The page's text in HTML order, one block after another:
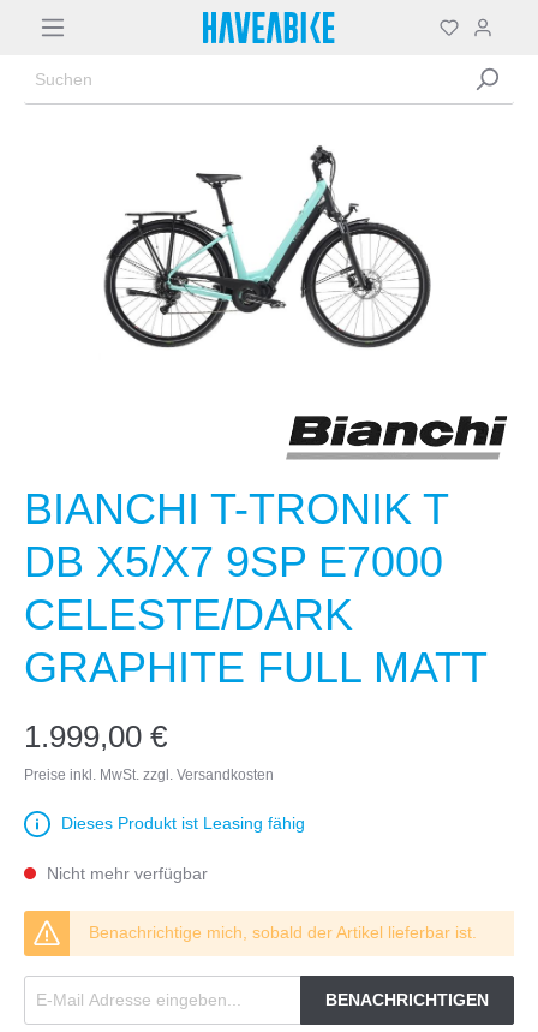
BIANCHI T-TRONIK T
DB X5/X7 9SP E7000
CELESTE/DARK
GRAPHITE FULL MATT
1.999,00 €
Preise inkl. MwSt. zzgl. Versandkosten
Dieses Produkt ist Leasing fähig
Nicht mehr verfügbar
Benachrichtige mich, sobald der Artikel lieferbar ist.
BENACHRICHTIGEN